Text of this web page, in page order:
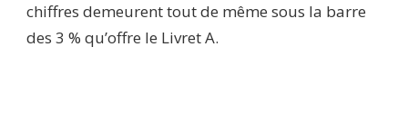
chiffres demeurent tout de même sous la barre
des 3 % qu’offre le Livret A.